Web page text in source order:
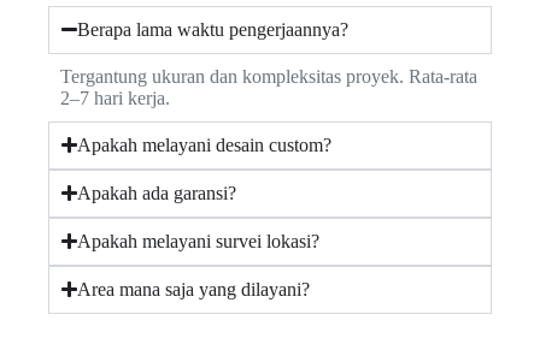
Berapa lama waktu pengerjaannya?
Tergantung ukuran dan kompleksitas proyek. Rata-rata
2–7 hari kerja.
Apakah melayani desain custom?
Apakah ada garansi?
Apakah melayani survei lokasi?
Area mana saja yang dilayani?